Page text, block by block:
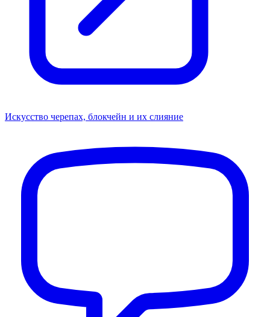
Искусство черепах, блокчейн и их слияние